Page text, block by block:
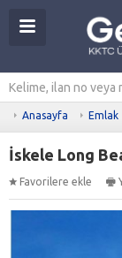
Anasayfa Emlak
İskele Long
Favorilere ekle